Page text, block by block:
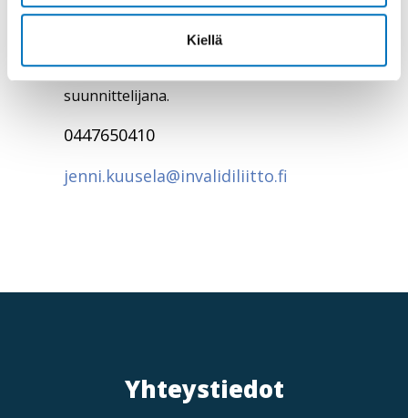
Kiellä
Suunnittelija
Jenni Kuusela
Toimin Invalidiliiton harvinaistoiminnan
suunnittelijana.
0447650410
jenni.kuusela@invalidiliitto.fi
Yhteystiedot